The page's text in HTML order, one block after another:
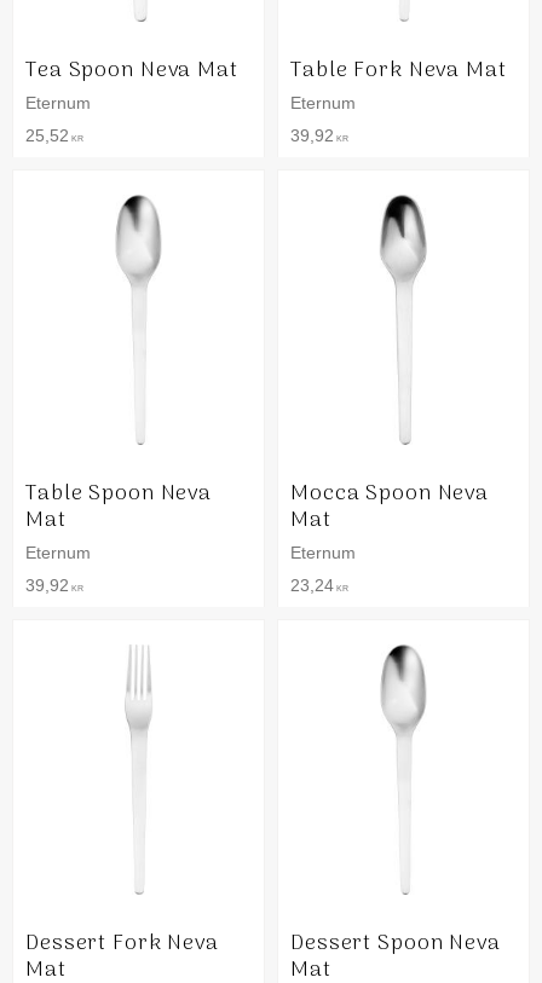
Tea Spoon Neva Mat
Eternum
25,52 KR
Table Fork Neva Mat
Eternum
39,92 KR
Table Spoon Neva
Mat
Eternum
39,92 KR
Mocca Spoon Neva
Mat
Eternum
23,24 KR
Dessert Fork Neva
Mat
Dessert Spoon Neva
Mat